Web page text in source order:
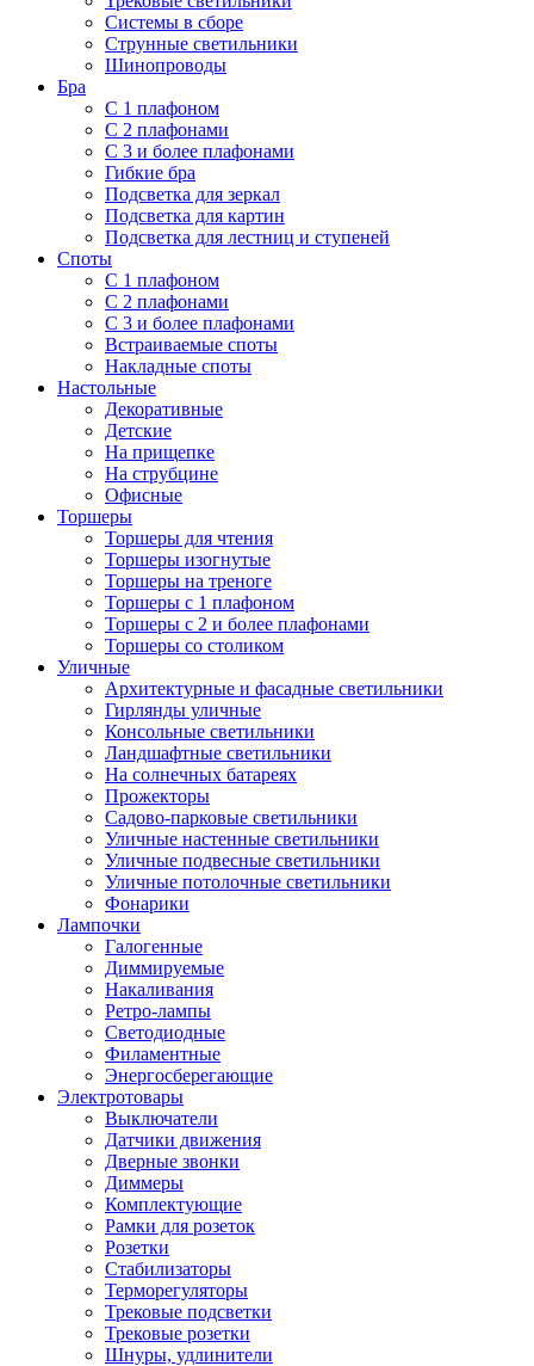
Системы в сборе
Струнные светильники
Шинопроводы
Бра
С 1 плафоном
С 2 плафонами
С 3 и более плафонами
Гибкие бра
Подсветка для зеркал
Подсветка для картин
Подсветка для лестниц и ступеней
Споты
С 1 плафоном
С 2 плафонами
С 3 и более плафонами
Встраиваемые споты
Накладные споты
Настольные
Декоративные
Детские
На прищепке
На струбцине
Офисные
Торшеры
Торшеры для чтения
Торшеры изогнутые
Торшеры на треноге
Торшеры с 1 плафоном
Торшеры с 2 и более плафонами
Торшеры со столиком
Уличные
Архитектурные и фасадные светильники
Гирлянды уличные
Консольные светильники
Ландшафтные светильники
На солнечных батареях
Прожекторы
Садово-парковые светильники
Уличные настенные светильники
Уличные подвесные светильники
Уличные потолочные светильники
Фонарики
Лампочки
Галогенные
Диммируемые
Накаливания
Ретро-лампы
Светодиодные
Филаментные
Энергосберегающие
Электротовары
Выключатели
Датчики движения
Дверные звонки
Диммеры
Комплектующие
Рамки для розеток
Розетки
Стабилизаторы
Терморегуляторы
Трековые подсветки
Трековые розетки
Шнуры, удлинители